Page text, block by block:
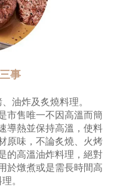
事
油炸及炙燒料理。
市售唯一不因高溫而簡
導熱並保持高溫，使料
原味，不論炙燒、火烤
的高溫油炸料理，絕對
於燉煮或是需長時間高
。